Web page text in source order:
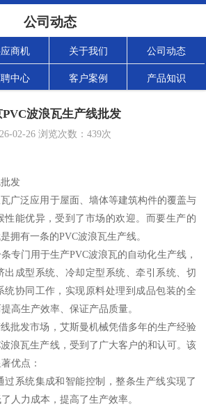
公司动态
商机 关于我们 公司动态
中心 客户案例 产品知识
PVC波浪瓦生产线批发
02-26浏览次数： 439次
发
广泛应用于屋面、墙体等建筑构件的覆盖与
性能优异，受到了市场的欢迎。而要生产的
拥有一条的PVC波浪瓦生产线。
专门用于生产PVC波浪瓦的自动化生产线，
出成型系统、冷却定型系统、牵引系统、切
统协同工作，实现原料处理到成品包装的全
高生产效率、保证产品质量。
批发市场，艾斯曼机械凭借多年的生产经验
浪瓦生产线，受到了广大客户的和认可。该
优点：
系统集成和智能控制，整条生产线实现了
人力成本，提高了生产效率。